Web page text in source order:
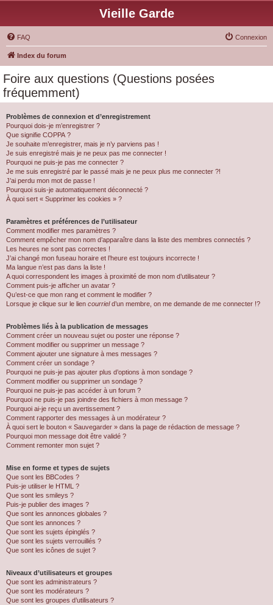
Vieille Garde
FAQ Connexion
Index du forum
Foire aux questions (Questions posées
fréquemment)
Problèmes de connexion et d’enregistrement
Pourquoi dois-je m’enregistrer ?
Que signifie COPPA ?
Je souhaite m’enregistrer, mais je n’y parviens pas !
Je suis enregistré mais je ne peux pas me connecter !
Pourquoi ne puis-je pas me connecter ?
Je me suis enregistré par le passé mais je ne peux plus me connecter ?!
J’ai perdu mon mot de passe !
Pourquoi suis-je automatiquement déconnecté ?
À quoi sert « Supprimer les cookies » ?
Paramètres et préférences de l’utilisateur
Comment modifier mes paramètres ?
Comment empêcher mon nom d’apparaître dans la liste des membres connectés ?
Les heures ne sont pas correctes !
J’ai changé mon fuseau horaire et l’heure est toujours incorrecte !
Ma langue n’est pas dans la liste !
A quoi correspondent les images à proximité de mon nom d’utilisateur ?
Comment puis-je afficher un avatar ?
Qu’est-ce que mon rang et comment le modifier ?
Lorsque je clique sur le lien courrield’un membre, on me demande de me connecter !?
Problèmes liés à la publication de messages
Comment créer un nouveau sujet ou poster une réponse ?
Comment modifier ou supprimer un message ?
Comment ajouter une signature à mes messages ?
Comment créer un sondage ?
Pourquoi ne puis-je pas ajouter plus d’options à mon sondage ?
Comment modifier ou supprimer un sondage ?
Pourquoi ne puis-je pas accéder à un forum ?
Pourquoi ne puis-je pas joindre des fichiers à mon message ?
Pourquoi ai-je reçu un avertissement ?
Comment rapporter des messages à un modérateur ?
À quoi sert le bouton « Sauvegarder » dans la page de rédaction de message ?
Pourquoi mon message doit être validé ?
Comment remonter mon sujet ?
Mise en forme et types de sujets
Que sont les BBCodes ?
Puis-je utiliser le HTML ?
Que sont les smileys ?
Puis-je publier des images ?
Que sont les annonces globales ?
Que sont les annonces ?
Que sont les sujets épinglés ?
Que sont les sujets verrouillés ?
Que sont les icônes de sujet ?
Niveaux d’utilisateurs et groupes
Que sont les administrateurs ?
Que sont les modérateurs ?
Que sont les groupes d’utilisateurs ?